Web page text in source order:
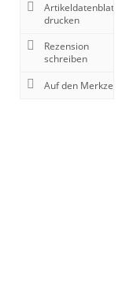
Artikeldatenblatt
drucken
Rezension
schreiben